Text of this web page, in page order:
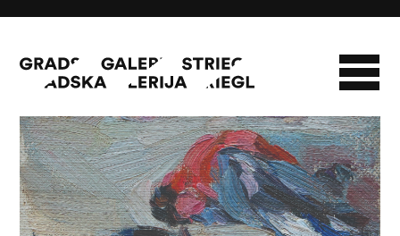
NOVOSTI
O GALERIJI
INFO
SLAVO STRIEGL
ZBIRKA STRIEGL LIKOVNA ZBIRKA
PUBLIKACIJE DOKUMENTI